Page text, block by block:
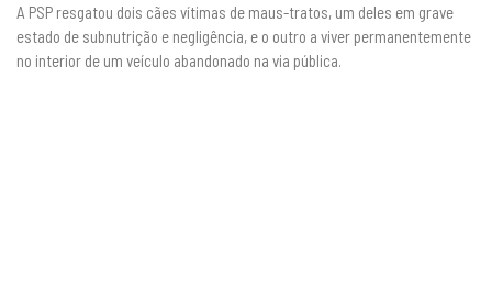
A PSP resgatou dois cães vítimas de maus-tratos, um deles em grave
estado de subnutrição e negligência, e o outro a viver permanentemente
no interior de um veículo abandonado na via pública.